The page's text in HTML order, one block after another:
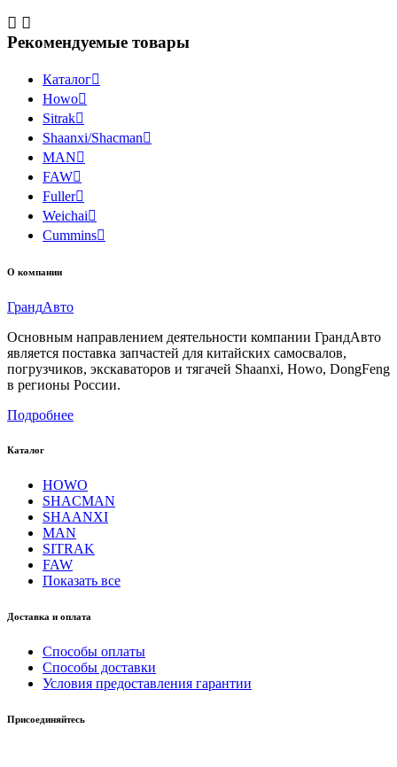
 
Рекомендуемые товары
Каталог
Howo
Sitrak
Shaanxi/Shacman
MAN
FAW
Fuller
Weichai
Cummins
О компании
ГрандАвто
Основным направлением деятельности компании ГрандАвто
является поставка запчастей для китайских самосвалов,
погрузчиков, экскаваторов и тягачей Shaanxi, Howo, DongFeng
в регионы России.
Подробнее
Каталог
HOWO
SHACMAN
SHAANXI
MAN
SITRAK
FAW
Показать все
Доставка и оплата
Способы оплаты
Способы доставки
Условия предоставления гарантии
Присоединяйтесь